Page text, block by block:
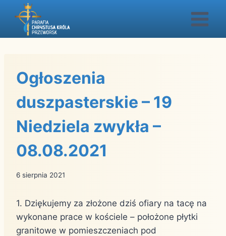
Przejdź
Ogłoszenia
duszpasterskie – 19
Niedziela zwykła –
08.08.2021
6 sierpnia 2021
1. Dziękujemy za złożone dziś ofiary na tacę na
wykonane prace w kościele – położone płytki
granitowe w pomieszczeniach pod